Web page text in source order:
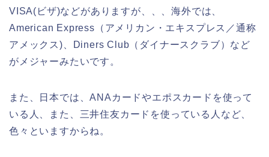
VISA(ビザ)などがありますが、、、海外では、
American Express（アメリカン・エキスプレス／通称
アメックス)、Diners Club（ダイナースクラブ）など
がメジャーみたいです。
また、日本では、ANAカードやエポスカードを使って
いる人、また、三井住友カードを使っている人など、
色々といますからね。